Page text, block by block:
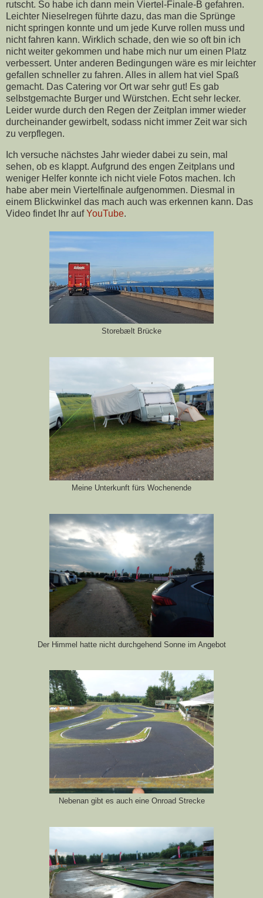
rutscht. So habe ich dann mein Viertel-Finale-B gefahren.
Leichter Nieselregen führte dazu, das man die Sprünge
nicht springen konnte und um jede Kurve rollen muss und
nicht fahren kann. Wirklich schade, den wie so oft bin ich
nicht weiter gekommen und habe mich nur um einen Platz
verbessert. Unter anderen Bedingungen wäre es mir leichter
gefallen schneller zu fahren. Alles in allem hat viel Spaß
gemacht. Das Catering vor Ort war sehr gut! Es gab
selbstgemachte Burger und Würstchen. Echt sehr lecker.
Leider wurde durch den Regen der Zeitplan immer wieder
durcheinander gewirbelt, sodass nicht immer Zeit war sich
zu verpflegen.
Ich versuche nächstes Jahr wieder dabei zu sein, mal
sehen, ob es klappt. Aufgrund des engen Zeitplans und
weniger Helfer konnte ich nicht viele Fotos machen. Ich
habe aber mein Viertelfinale aufgenommen. Diesmal in
einem Blickwinkel das mach auch was erkennen kann. Das
Video findet Ihr aufYouTube.
Storebælt Brücke
Meine Unterkunft fürs Wochenende
Der Himmel hatte nicht durchgehend Sonne im Angebot
Nebenan gibt es auch eine Onroad Strecke